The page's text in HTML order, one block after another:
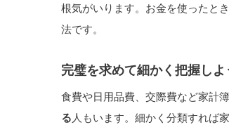
根気がいります。お金を使ったと
法です。
完璧を求めて細かく把握し
食費や日用品費、交際費など家計
る 人もいます。細かく分類すれば